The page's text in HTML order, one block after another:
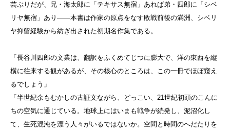
芸ぶりだが、兄・海太郎に「テキサス無宿」あれば弟・四郎に「シベ
リヤ無宿」あり——本書は作家の原点をなす敗戦前後の満洲、シベリ
ヤ抑留経験から紡ぎ出された初期名作集である。
「長谷川四郎の文業は、翻訳をふくめてじつに膨大で、洋の東西を縦
横に往来する観があるが、その核心のところは、この一冊でほぼ窺え
るでしょう」
「半世紀余もむかしの古証文ながら、どっこい、21世紀初頭のこんに
ちの空気に通じている。地球上にはいまも戦争が続発し、泥沼化し
て、生死混沌を漂う人々がいるではないか。空間と時間のへだたりを